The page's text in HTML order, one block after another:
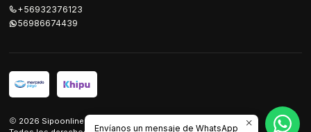
+56932376123
56986674439
2026 Sipoonline.
Envíanos un mensaje de WhatsApp